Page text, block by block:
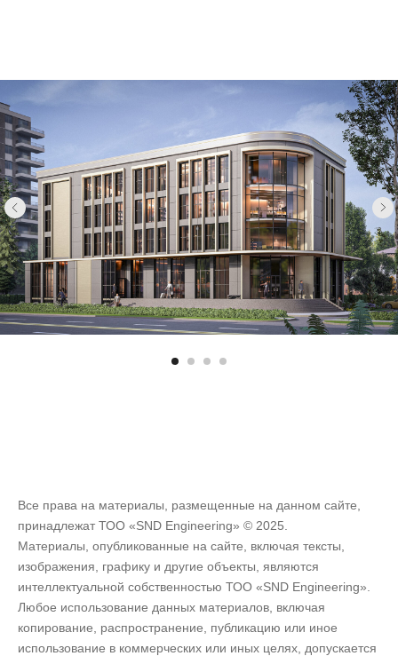
Все права на материалы, размещенные на данном сайте,
принадлежат ТОО «SND Engineering» © 2025.
Материалы, опубликованные на сайте, включая тексты,
изображения, графику и другие объекты, являются
интеллектуальной собственностью ТОО «SND Engineering».
Любое использование данных материалов, включая
копирование, распространение, публикацию или иное
использование в коммерческих или иных целях, допускается